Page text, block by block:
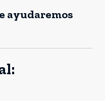
ayudaremos